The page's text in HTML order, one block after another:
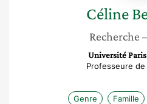
Céline
Recherche
Université
Professeure
Genre Famille